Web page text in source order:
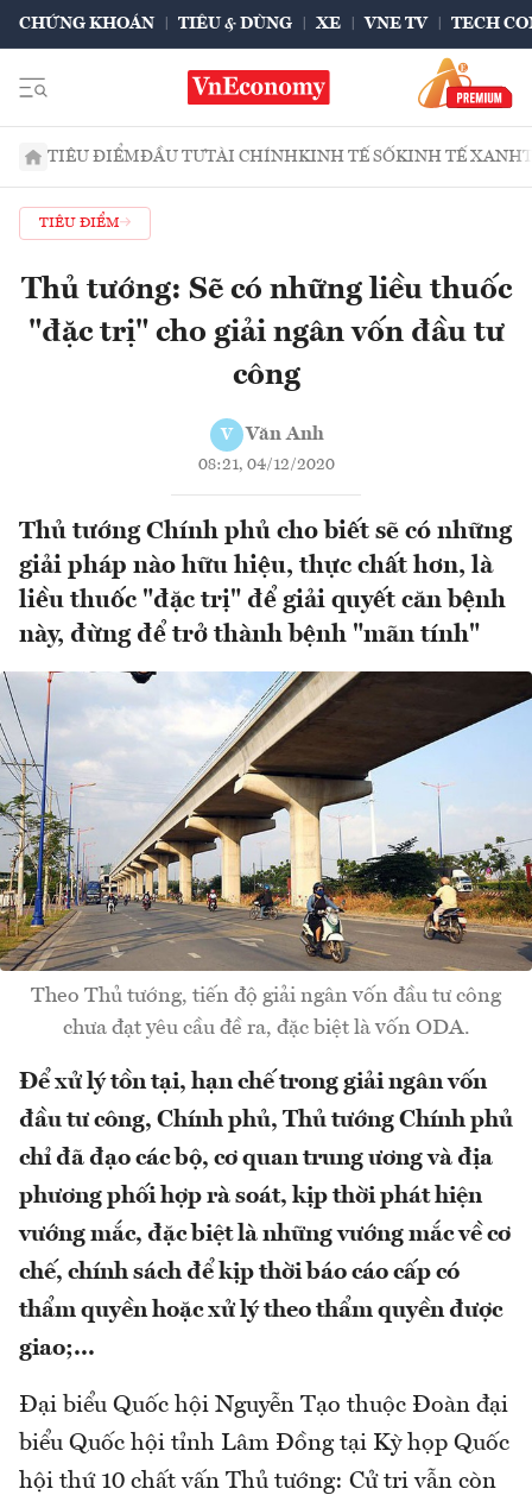
CHỨNG KHOÁN TIÊU & DÙNG XE VNE TV TECH
TIÊU ĐIỂMĐẦU TƯTÀI CHÍNHKINH TẾ SỐKINH TẾ XANH
TIÊU ĐIỂM
Thủ tướng: Sẽ có những liều thuốc
"đặc trị" cho giải ngân vốn đầu tư
công
V Văn Anh
08:21, 04/12/2020
Thủ tướng Chính phủ cho biết sẽ có những
giải pháp nào hữu hiệu, thực chất hơn, là
liều thuốc "đặc trị" để giải quyết căn bệnh
này, đừng để trở thành bệnh "mãn tính"
Theo Thủ tướng, tiến độ giải ngân vốn đầu tư công
chưa đạt yêu cầu đề ra, đặc biệt là vốn ODA.
Để xử lý tồn tại, hạn chế trong giải ngân vốn
đầu tư công, Chính phủ, Thủ tướng Chính phủ
chỉ đã đạo các bộ, cơ quan trung ương và địa
phương phối hợp rà soát, kịp thời phát hiện
vướng mắc, đặc biệt là những vướng mắc về cơ
chế, chính sách để kịp thời báo cáo cấp có
thẩm quyền hoặc xử lý theo thẩm quyền được
giao;...
Đại biểu Quốc hội Nguyễn Tạo thuộc Đoàn đại
biểu Quốc hội tỉnh Lâm Đồng tại Kỳ họp Quốc
hội thứ 10 chất vấn Thủ tướng: Cử tri vẫn còn